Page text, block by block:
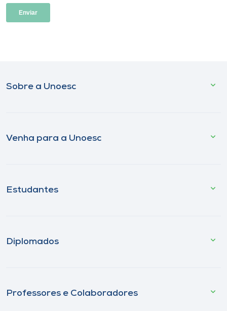
Sobre a Unoesc
Venha para a Unoesc
Estudantes
Diplomados
Professores e Colaboradores